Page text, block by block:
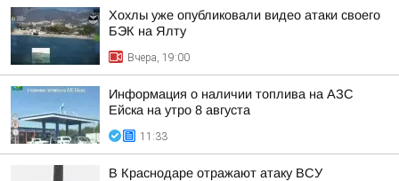
Хохлы уже опубликовали видео атаки своего
БЭК на Ялту
Вчера, 19:00
Информация о наличии топлива на АЗС
Ейска на утро 8 августа
11:33
В Краснодаре отражают атаку ВСУ